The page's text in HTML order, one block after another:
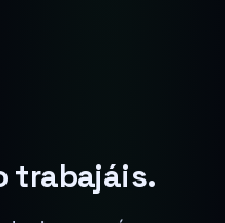
trabajáis.